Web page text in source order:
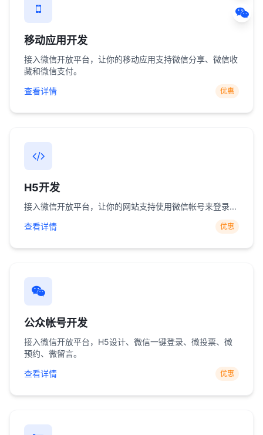
移动应用开发
接入微信开放平台，让你的移动应用支持微信分享、微信收
藏和微信支付。
查看详情
优惠
H5开发
接入微信开放平台，让你的网站支持使用微信帐号来登录...
查看详情
优惠
公众帐号开发
接入微信开放平台，H5设计、微信一键登录、微投票、微
预约、微留言。
查看详情
优惠